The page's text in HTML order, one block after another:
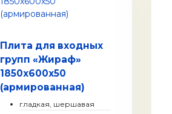
Плита для входных
групп «Жираф»
1850x600x50
(армированная)
гладкая, шершавая